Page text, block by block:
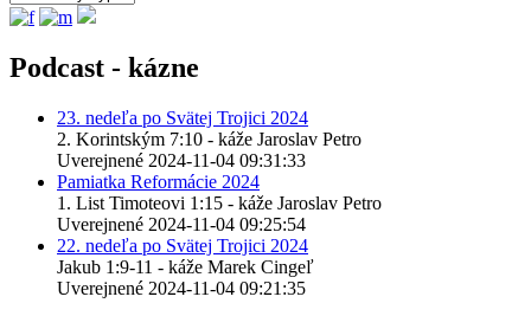
Podcast - kázne
23. nedeľa po Svätej Trojici 2024
2. Korintským 7:10 - káže Jaroslav Petro
Uverejnené 2024-11-04 09:31:33
Pamiatka Reformácie 2024
1. List Timoteovi 1:15 - káže Jaroslav Petro
Uverejnené 2024-11-04 09:25:54
22. nedeľa po Svätej Trojici 2024
Jakub 1:9-11 - káže Marek Cingeľ
Uverejnené 2024-11-04 09:21:35